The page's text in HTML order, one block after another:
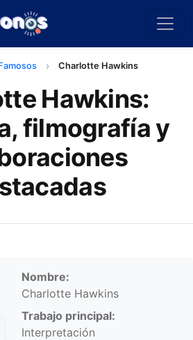
Charlotte Hawkins
Hawkins:
filmografía y
Información personal
Nombre:
Charlotte Hawkins
Trabajo principal:
Interpretación